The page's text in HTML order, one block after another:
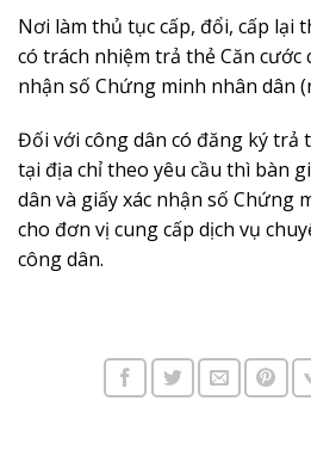
Nơi làm thủ tục cấp, đổi, cấp lại
có trách nhiệm trả thẻ Căn cước
nhận số Chứng minh nhân dân
Đối với công dân có đăng ký trả
tại địa chỉtheo yêu cầu thì bàn
dân và giấy xác nhận số Chứng
cho đơn vị cung cấp dịch vụ
công dân.